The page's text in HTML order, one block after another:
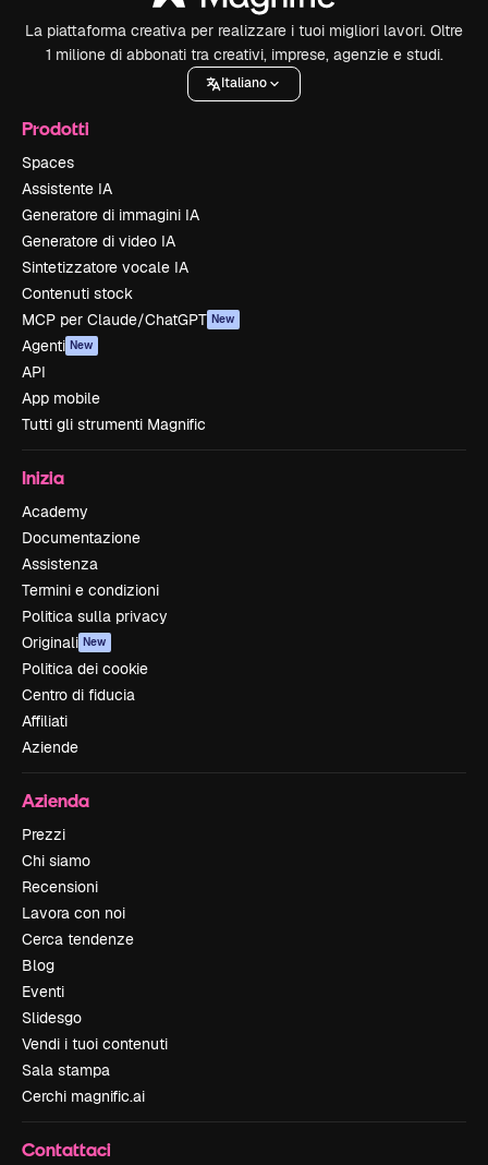
La piattaforma creativa per realizzare i tuoi migliori lavori. Oltre
1 milione di abbonati tra creativi, imprese, agenzie e studi.
Italiano
Prodotti
Spaces
Assistente IA
Generatore di immagini IA
Generatore di video IA
Sintetizzatore vocale IA
Contenuti stock
MCP per Claude/ChatGPT New
Agenti New
API
App mobile
Tutti gli strumenti Magnific
Inizia
Academy
Documentazione
Assistenza
Termini e condizioni
Politica sulla privacy
Originali New
Politica dei cookie
Centro di fiducia
Affiliati
Aziende
Azienda
Prezzi
Chi siamo
Recensioni
Lavora con noi
Cerca tendenze
Blog
Eventi
Slidesgo
Vendi i tuoi contenuti
Sala stampa
Cerchi magnific.ai
Contattaci